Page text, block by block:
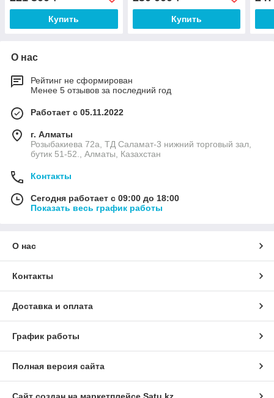
Купить Купить
О нас
Рейтинг не сформирован
Менее 5 отзывов за последний год
Работает с 05.11.2022
г. Алматы
Розыбакиева 72а, ТД Саламат-3 нижний торговый зал,
бутик 51-52., Алматы, Казахстан
Контакты
Сегодня работает с 09:00 до 18:00
Показать весь график работы
О нас
Контакты
Доставка и оплата
График работы
Полная версия сайта